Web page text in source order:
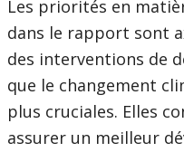
Les priorités en
dans le rapport sont
des interventions de
que le changement
plus cruciales. Elles
assurer un meilleur